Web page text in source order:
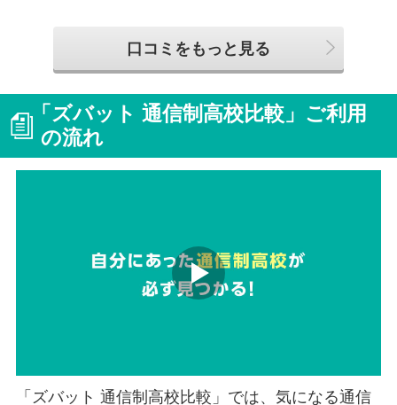
口コミをもっと見る
「ズバット 通信制高校比較」ご利用
の流れ
「ズバット 通信制高校比較」では、気になる通信